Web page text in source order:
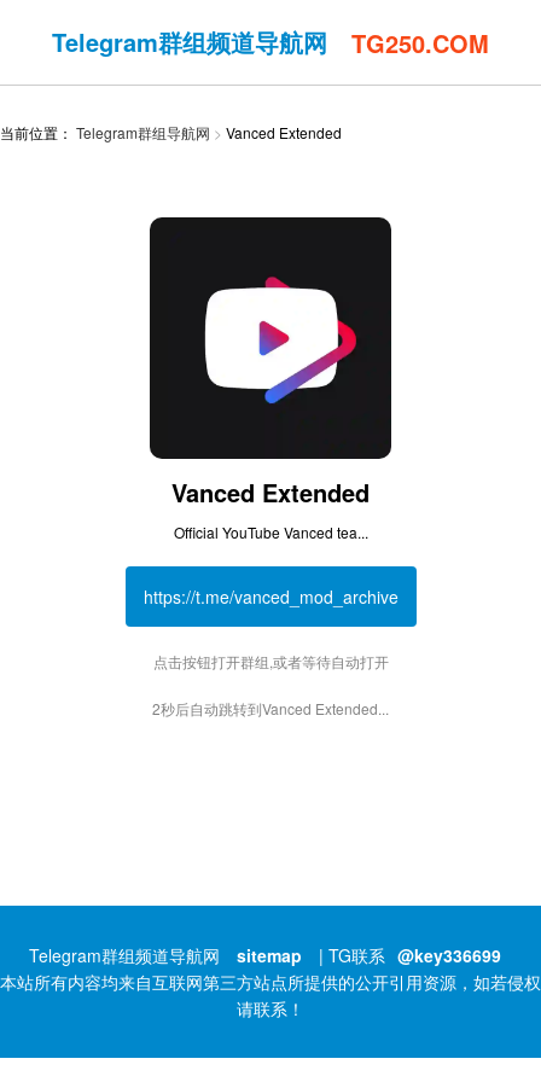
Telegram群组频道导航网 TG250.COM
当前位置： Telegram群组导航网 Vanced Extended
Vanced Extended
Official YouTube Vanced tea...
https://t.me/vanced_mod_archive
点击按钮打开群组,或者等待自动打开
2秒后自动跳转到Vanced Extended...
Telegram群组频道导航网 sitemap | TG联系 @key336699
本站所有内容均来自互联网第三方站点所提供的公开引用资源，如若侵权
请联系！